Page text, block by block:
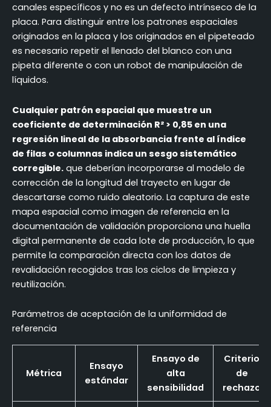
canales específicos y no es un defecto intrínseco de la
placa. Para distinguir entre los patrones espaciales
originados en la placa y los originados en el pipeteado
es necesario repetir el llenado del blanco con una
pipeta diferente o con un robot de manipulación de
líquidos.
Cualquier patrón espacial que muestre un
coeficiente de determinación R² > 0,85 en una
regresión lineal de la absorbancia frente al índice
de filas o columnas indica un sesgo sistemático
corregible. que deberían incorporarse al modelo de
corrección de la longitud del trayecto en lugar de
descartarse como ruido aleatorio. La captura de este
mapa espacial como imagen de referencia en la
documentación de validación proporciona una huella
digital permanente de cada lote de producción, lo que
permite la comparación directa con los datos de
revalidación recogidos tras los ciclos de limpieza y
reutilización.
Parámetros de aceptación de la uniformidad de
referencia
Métrica
Ensayo
estándar
Ensayo de
alta
sensibilidad
Criterio
de
rechazo